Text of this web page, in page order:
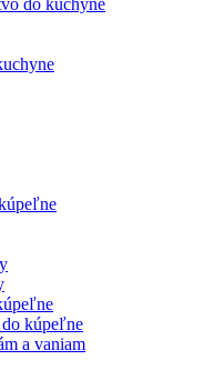
do kúpeľne
a vaniam